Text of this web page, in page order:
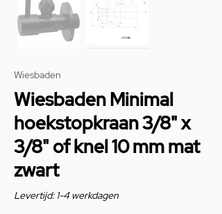
Wiesbaden
Wiesbaden Minimal
hoekstopkraan 3/8" x
3/8" of knel 10 mm mat
zwart
Levertijd: 1-4 werkdagen